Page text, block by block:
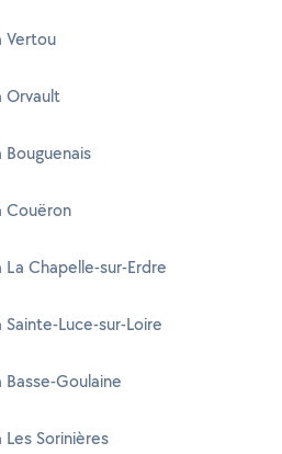
Vertou
Orvault
Couëron
Chapelle-sur-Erdre
Luce-sur-Loire
Goulaine
Sorinières